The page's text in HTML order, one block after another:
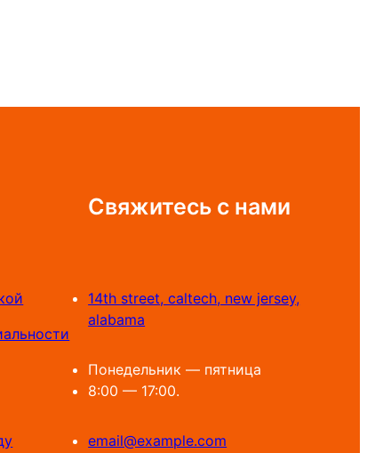
Свяжитесь с нами
14th street, caltech, new jersey,
alabama
Понедельник — пятница
8:00 — 17:00.
email@example.com